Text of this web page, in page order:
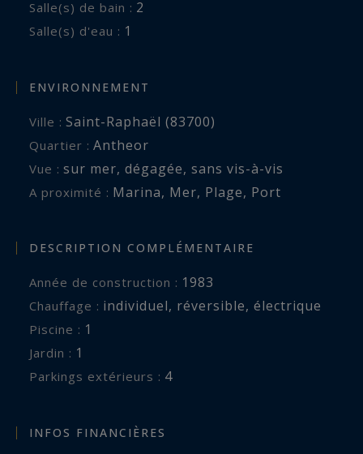
Salle(s) de bain : 2
Salle(s) d'eau : 1
ENVIRONNEMENT
Ville : Saint-Raphaël (83700)
Quartier : Antheor
Vue : sur mer, dégagée, sans vis-à-vis
A proximité : Marina, Mer, Plage, Port
DESCRIPTION COMPLÉMENTAIRE
Année de construction : 1983
Chauffage : individuel, réversible, électrique
piscine : 1
jardin : 1
parkings extérieurs : 4
INFOS FINANCIÈRES